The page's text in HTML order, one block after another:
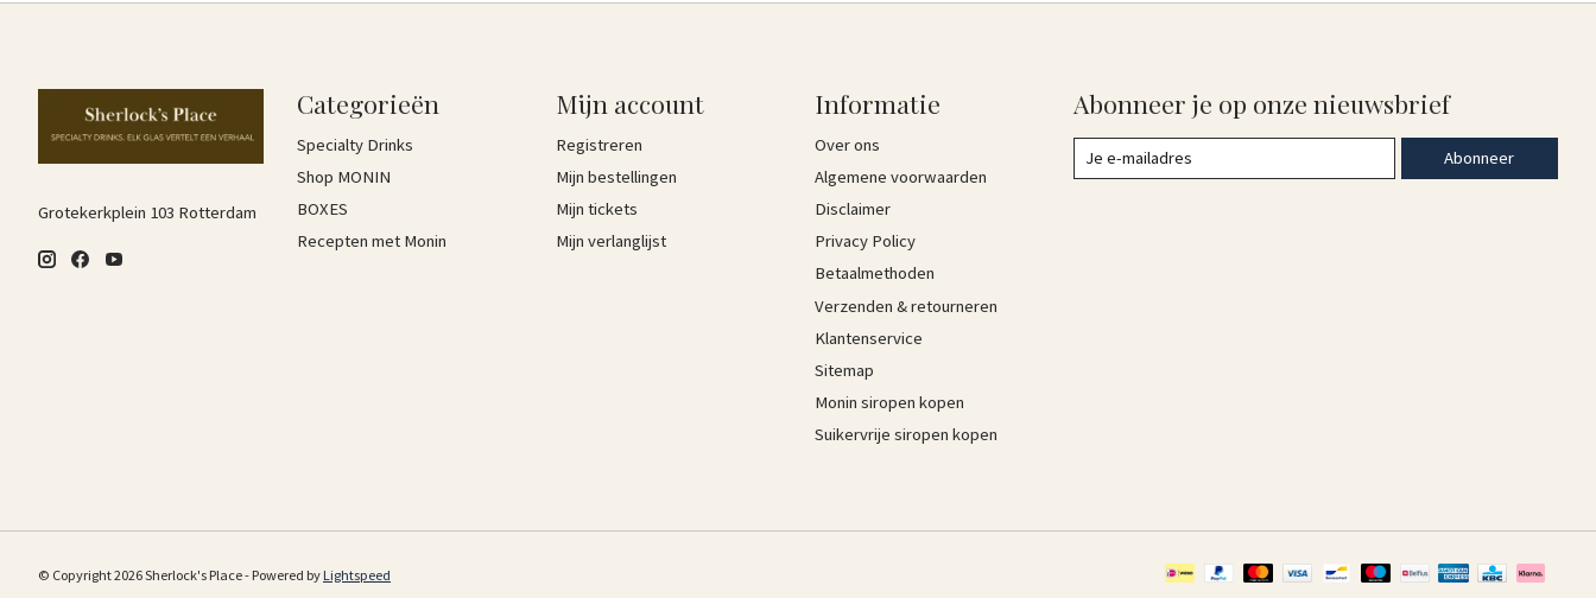
Grotekerkplein 103 Rotterdam
Categorieën
Specialty Drinks
Shop MONIN
BOXES
Recepten met Monin
Mijn account
Registreren
Mijn bestellingen
Mijn tickets
Mijn verlanglijst
Informatie
Over ons
Algemene voorwaarden
Disclaimer
Privacy Policy
Betaalmethoden
Verzenden & retourneren
Klantenservice
Sitemap
Monin siropen kopen
Suikervrije siropen kopen
Abonneer je op onze nieuwsbrief
Abonneer
© Copyright 2026 Sherlock's Place - Powered byLightspeed